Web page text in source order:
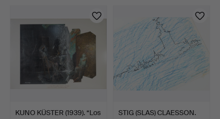
KUNO KÜSTER (1939). “Los
STIG (SLAS) CLAESSON.